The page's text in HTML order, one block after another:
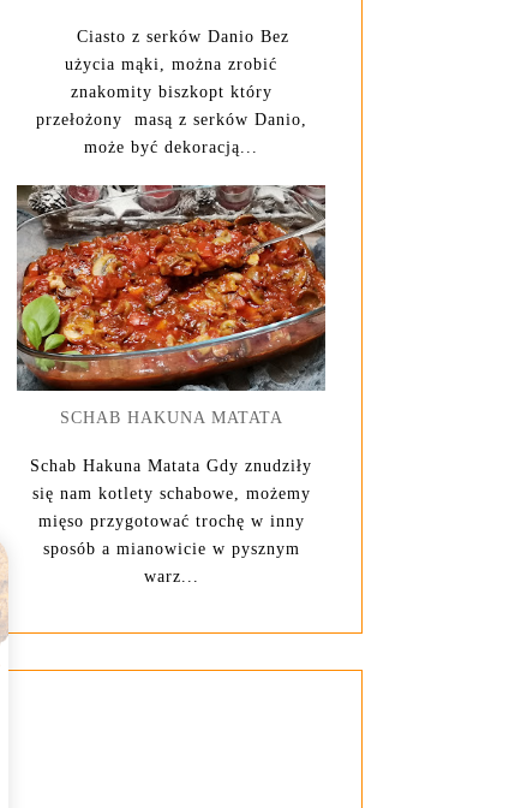
Ciasto z serków Danio Bez
użycia mąki, można zrobić
znakomity biszkopt który
przełożony masą z serków Danio,
może być dekoracją...
SCHAB HAKUNA MATATA
Schab Hakuna Matata Gdy znudziły
się nam kotlety schabowe, możemy
mięso przygotować trochę w inny
sposób a mianowicie w pysznym
warz...